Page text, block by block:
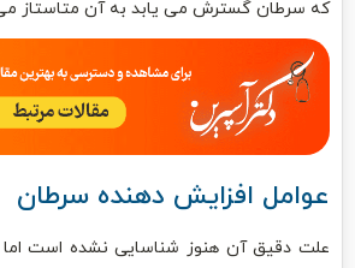
که سرطان گسترش می یابد به آن متاستاز
عوامل افزایش دهنده سرطان
علت دقیق آن هنوز شناسایی نشده است